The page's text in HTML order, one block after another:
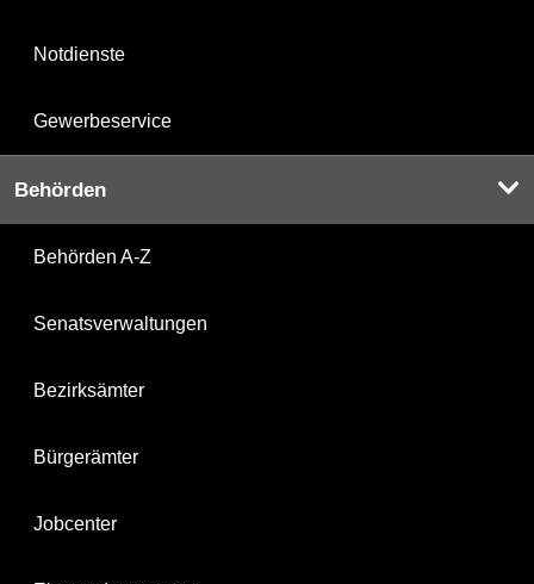
Notdienste
Gewerbeservice
Behörden
Behörden A-Z
Senatsverwaltungen
Bezirksämter
Bürgerämter
Jobcenter